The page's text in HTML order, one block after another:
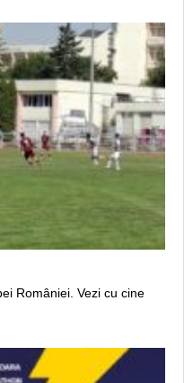
României. Vezi cu cine